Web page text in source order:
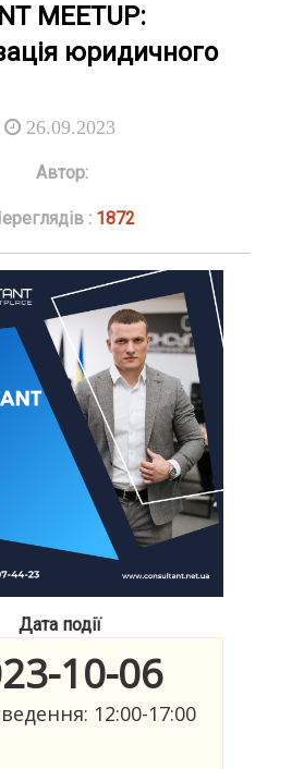
MEETUP:
юридичного
26.09.2023
Автор:
: 1872
Дата події
10-06
12:00-17:00